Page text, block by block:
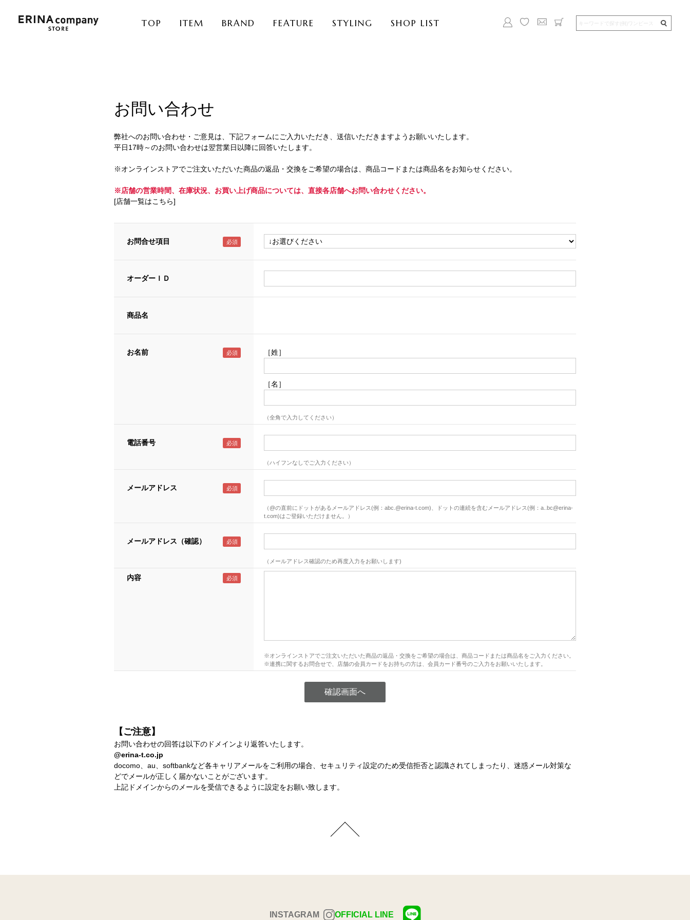
TOP ITEM BRAND FEATURE STYLING SHOP LIST
お問い合わせ
弊社へのお問い合わせ・ご意見は、下記フォームにご入力いただき、送信いただきますようお願いいたします。
平日17時～のお問い合わせは翌営業日以降に回答いたします。
※オンラインストアでご注文いただいた商品の返品・交換をご希望の場合は、商品コードまたは商品名をお知らせください。
※店舗の営業時間、在庫状況、お買い上げ商品については、直接各店舗へお問い合わせください。
[店舗一覧はこちら]
お問合せ項目
オーダーＩＤ
商品名
お名前 ［姓］
［名］
（全角で入力してください）
電話番号
（ハイフンなしでご入力ください）
メールアドレス
（@の直前にドットがあるメールアドレス(例：abc.@erina-t.com)、ドットの連続を含むメールアドレス(例：a..bc@erina-
t.com)はご登録いただけません。）
メールアドレス（確認）
（メールアドレス確認のため再度入力をお願いします)
内容
※オンラインストアでご注文いただいた商品の返品・交換をご希望の場合は、商品コードまたは商品名をご入力ください。
※連携に関するお問合せで、店舗の会員カードをお持ちの方は、会員カード番号のご入力をお願いいたします。
【ご注意】
お問い合わせの回答は以下のドメインより返答いたします。
@erina-t.co.jp
docomo、au、softbankなど各キャリアメールをご利用の場合、セキュリティ設定のため受信拒否と認識されてしまったり、迷惑メール対策な
どでメールが正しく届かないことがございます。
上記ドメインからのメールを受信できるように設定をお願い致します。
INSTAGRAM OFFICIAL LINE